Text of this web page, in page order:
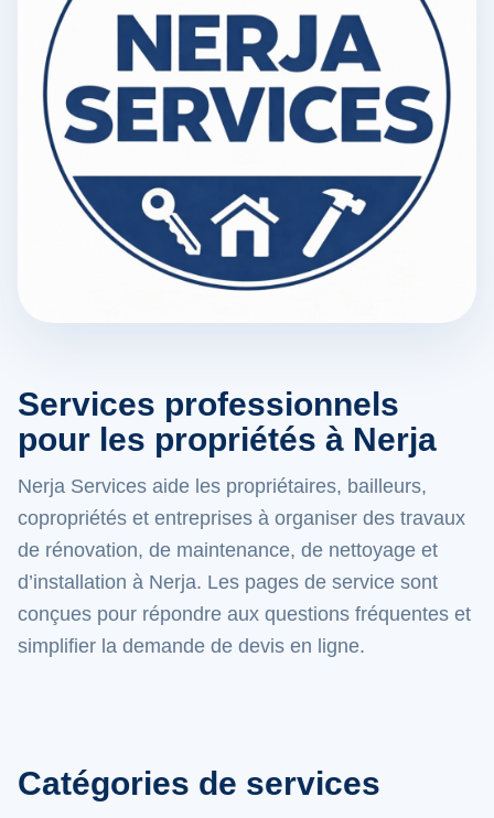
Services professionnels
pour les propriétés à Nerja
Nerja Services aide les propriétaires, bailleurs,
copropriétés et entreprises à organiser des travaux
de rénovation, de maintenance, de nettoyage et
d’installation à Nerja. Les pages de service sont
conçues pour répondre aux questions fréquentes et
simplifier la demande de devis en ligne.
Catégories de services